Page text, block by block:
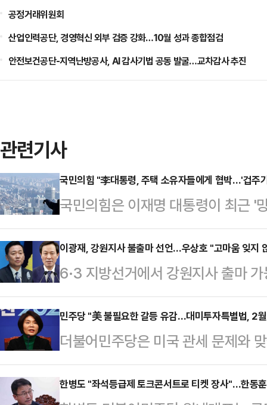
공정거래위원회
산업인력공단, 경영혁신 외부 검증 강화…10월 성과 종합점검
안전보건공단-지역난방공사, AI 감사기법 공동 발굴…교차감사 추진
관련기사
국민의힘 "李대통령, 주택 소유자들에게 협박…'겁주
국민의힘은 이재명 대통령이 최근 '
택 시장 안정화 의지를 거듭 드러내
흔드는 태도는 대통령으로서 대단
는 집값 못 잡는다"고 했다.최보윤
"이 대통령이 집값 과열의 원인을
냥한 협박성 표현까지 쏟아냈다"며
통령이 6·27 대책 당시에는 '이번
값이 잡히…
이광재, 강원지사 불출마 선언…우상호 "고마움 잊지
6·3 지방선거에서 강원지사 출마
불출마를 선언하고, 여권 내 또 다
무수석을 돕겠다고 밝혔다.이광재
내렸다"며 "강원지사 선거에서 우
다"고 했다.이 전 지사는 "며칠 동안
의 우정 어린 시간이 많이 떠올랐다
민주당 "美 불필요한 갈등 유감…대미투자특별법, 2
더불어민주당은 미국 관세 문제와
회기 중인 2월 말에서 3월 초에 처
당 정책위의장은 1일 국회에서 가
한병도 "좌석등급제 토크콘서트로 티켓 장사"…한동